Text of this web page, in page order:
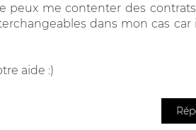
peux me contenter des
dans mon cas
aide :)